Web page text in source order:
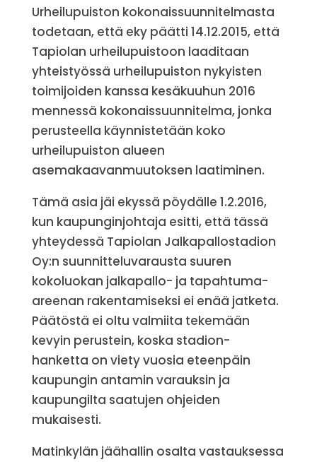
Urheilupuiston kokonaissuunnitelmasta
todetaan, että eky päätti 14.12.2015, että
Tapiolan urheilupuistoon laaditaan
yhteistyössä urheilupuiston nykyisten
toimijoiden kanssa kesäkuuhun 2016
mennessä kokonaissuunnitelma, jonka
perusteella käynnistetään koko
urheilupuiston alueen
asemakaavanmuutoksen laatiminen.
Tämä asia jäi ekyssä pöydälle 1.2.2016,
kun kaupunginjohtaja esitti, että tässä
yhteydessä Tapiolan Jalkapallostadion
Oy:n suunnitteluvarausta suuren
kokoluokan jalkapallo- ja tapahtuma-
areenan rakentamiseksi ei enää jatketa.
Päätöstä ei oltu valmiita tekemään
kevyin perustein, koska stadion-
hanketta on viety vuosia eteenpäin
kaupungin antamin varauksin ja
kaupungilta saatujen ohjeiden
mukaisesti.
Matinkylän jäähallin osalta vastauksessa